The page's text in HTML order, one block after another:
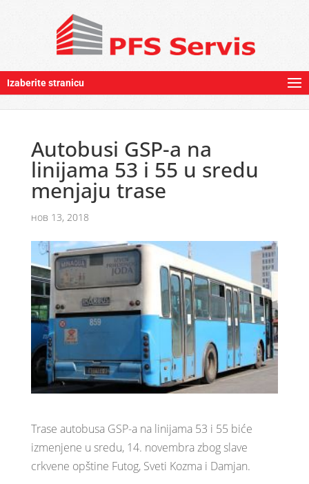
Izaberite stranicu
Autobusi GSP-a na
linijama 53 i 55 u sredu
menjaju trase
нов 13, 2018
Trase autobusa GSP-a na linijama 53 i 55 biće
izmenjene u sredu, 14. novembra zbog slave
crkvene opštine Futog, Sveti Kozma i Damjan.